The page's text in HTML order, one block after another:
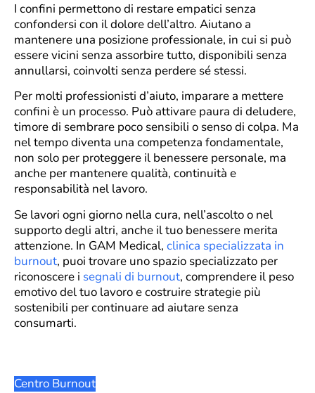
I confini permettono di restare empatici senza
confondersi con il dolore dell’altro. Aiutano a
mantenere una posizione professionale, in cui si può
essere vicini senza assorbire tutto, disponibili senza
annullarsi, coinvolti senza perdere sé stessi.
Per molti professionisti d’aiuto, imparare a mettere
confini è un processo. Può attivare paura di deludere,
timore di sembrare poco sensibili o senso di colpa. Ma
nel tempo diventa una competenza fondamentale,
non solo per proteggere il benessere personale, ma
anche per mantenere qualità, continuità e
responsabilità nel lavoro.
Se lavori ogni giorno nella cura, nell’ascolto o nel
supporto degli altri, anche il tuo benessere merita
attenzione. In GAM Medical, clinica specializzata in
burnout, puoi trovare uno spazio specializzato per
riconoscere i segnali di burnout, comprendere il peso
emotivo del tuo lavoro e costruire strategie più
sostenibili per continuare ad aiutare senza
consumarti.
Centro Burnout